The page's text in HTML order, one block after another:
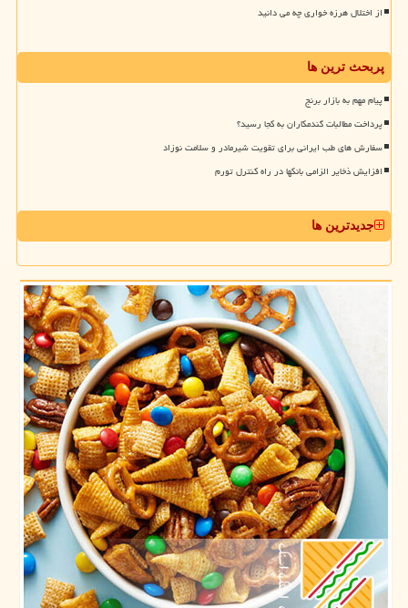
از اختلال هرزه خواری چه می دانید
پربحث ترین ها
پیام مهم به بازار برنج
پرداخت مطالبات گندمکاران به کجا رسید؟
سفارش های طب ایرانی برای تقویت شیرمادر و سلامت نوزاد
افزایش ذخایر الزامی بانکها در راه کنترل تورم
جدیدترین ها